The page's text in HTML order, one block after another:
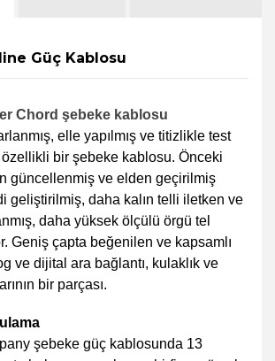
Güç Kablosu
Chord şebeke kablosu
elle yapılmış ve titizlikle test
bir şebeke kablosu. Önceki
güncellenmiş ve elden geçirilmiş
geliştirilmiş, daha kalın telli iletken ve
daha yüksek ölçülü örgü tel
Geniş çapta beğenilen ve kapsamlı
ve dijital ara bağlantı, kulaklık ve
bir parçası.
şebeke güç kablosunda 13